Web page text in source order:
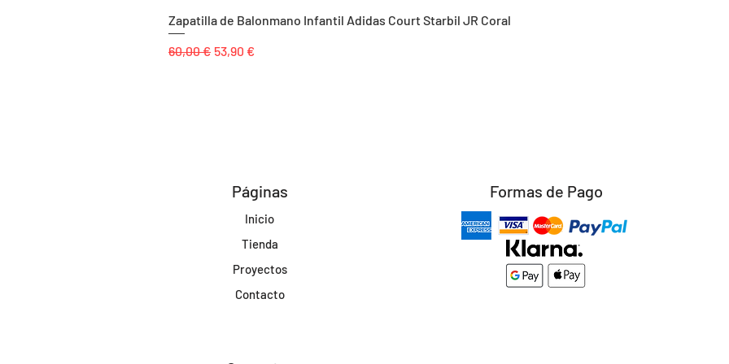
Zapatilla de Balonmano Infantil Adidas Court Starbil JR Coral
Precio
60,00 € Precio de oferta
53,90 €
Páginas
Inicio
Tienda
Proyectos
Contacto
Formas de Pago